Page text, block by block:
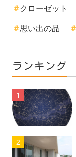
クローゼット
思い出の品
ランキング
1
2